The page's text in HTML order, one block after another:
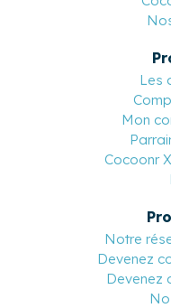
Les
Mon
Cocoonr
Notre
Devenez
Devenez